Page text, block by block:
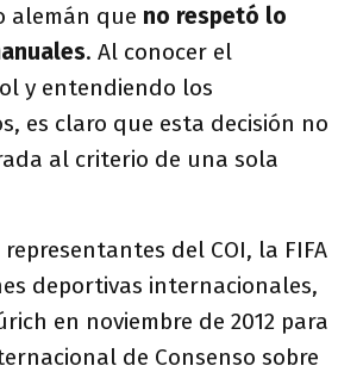
alemán que no respetó lo
. Al conocer el
y entendiendo los
es claro que esta decisión no
al criterio de una sola
del COI, la FIFA
deportivas internacionales,
en noviembre de 2012 para
de Consenso sobre